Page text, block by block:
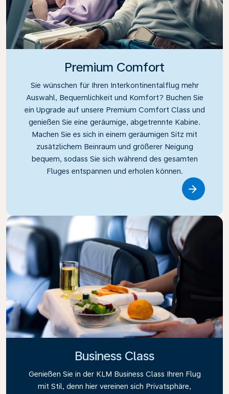
Premium Comfort
Sie wünschen für Ihren Interkontinentalflug mehr
Auswahl, Bequemlichkeit und Komfort? Buchen Sie
ein Upgrade auf unsere Premium Comfort Class und
genießen Sie eine geräumige, abgetrennte Kabine.
Machen Sie es sich in einem geräumigen Sitz mit
zusätzlichem Beinraum und größerer Neigung
bequem, sodass Sie sich während des gesamten
Fluges entspannen und erholen können.
Business Class
Genießen Sie in der KLM Business Class Ihren Flug
mit Stil, denn hier vereinen sich Privatsphäre,